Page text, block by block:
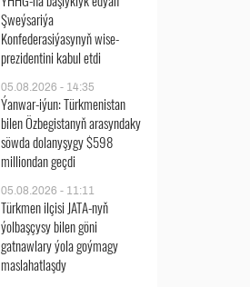
Şweýsariýa
Konfederasiýasynyň wise-
prezidentini kabul etdi
05.08.2026 - 14:35
Ýanwar-iýun: Türkmenistan
bilen Özbegistanyň arasyndaky
söwda dolanyşygy $598
milliondan geçdi
05.08.2026 - 11:11
Türkmen ilçisi JATA-nyň
ýolbaşçysy bilen göni
gatnawlary ýola goýmagy
maslahatlaşdy